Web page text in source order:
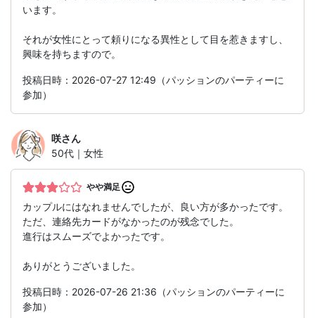
います。
それが女性にとって頼りになる異性として目を惹きますし、
興味を持ちますので。
投稿日時：2026-07-27 12:49（パッションのパーティーに
参加）
咲さん
50代｜女性
やや満足
カップルにはなれませんでしたが、良い方が多かったです。
ただ、連絡先カードがなかったのが残念でした。
進行はスムーズでよかったです。
ありがとうございました。
投稿日時：2026-07-26 21:36（パッションのパーティーに
参加）